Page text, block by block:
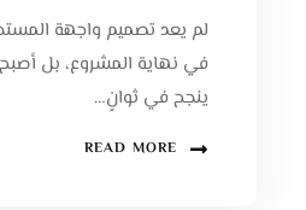
لم يعد تصميم واجهة
في نهاية المشروع، بل
ينجح في ثوانٍ…
READ MORE